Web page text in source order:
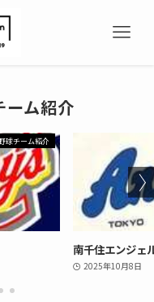
ーム紹介
少年野球チーム紹介
ス オール
2025